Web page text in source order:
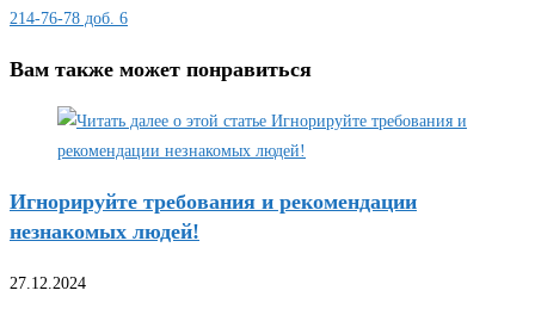
214-76-78 доб. 6
Вам также может понравиться
Игнорируйте требования и рекомендации
незнакомых людей!
27.12.2024